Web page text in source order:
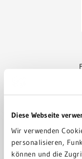
Diese Webseite
Wir verwenden
personalisieren,
können und die